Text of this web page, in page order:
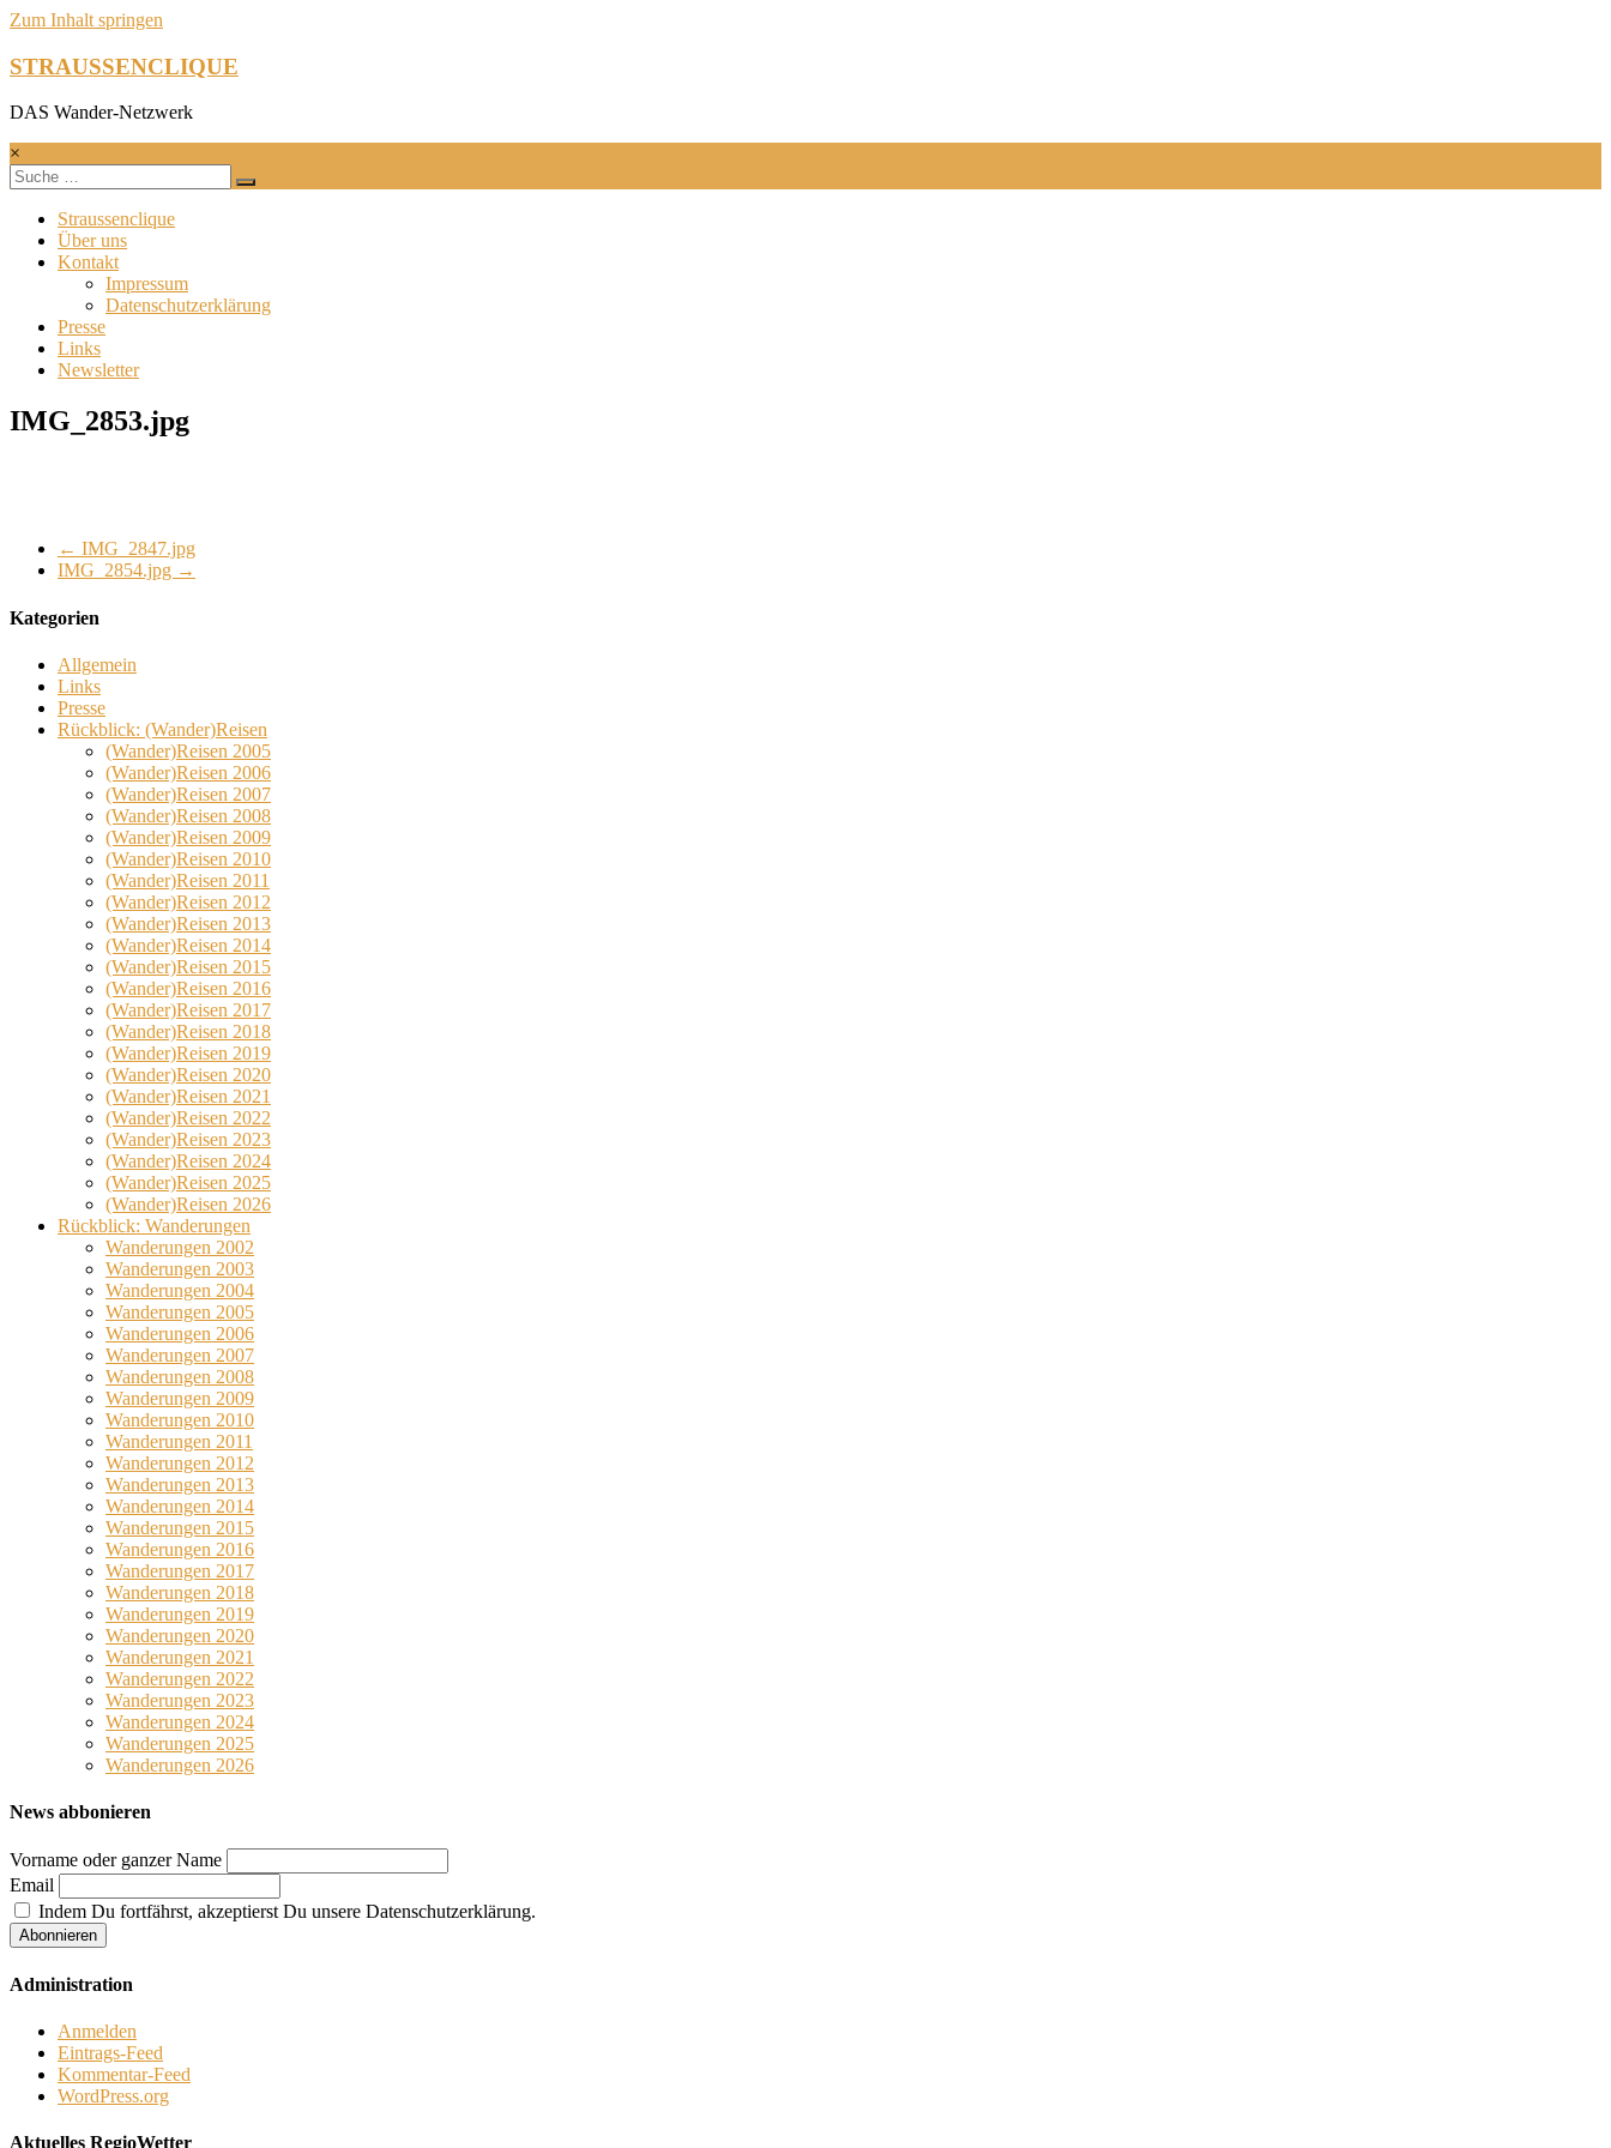
Zum Inhalt springen
STRAUSSENCLIQUE
DAS Wander-Netzwerk
×
Straussenclique
Über uns
Kontakt
Impressum
Datenschutzerklärung
Presse
Links
Newsletter
IMG_2853.jpg
← IMG_2847.jpg
IMG_2854.jpg →
Kategorien
Allgemein
Links
Presse
Rückblick: (Wander)Reisen
(Wander)Reisen 2005
(Wander)Reisen 2006
(Wander)Reisen 2007
(Wander)Reisen 2008
(Wander)Reisen 2009
(Wander)Reisen 2010
(Wander)Reisen 2011
(Wander)Reisen 2012
(Wander)Reisen 2013
(Wander)Reisen 2014
(Wander)Reisen 2015
(Wander)Reisen 2016
(Wander)Reisen 2017
(Wander)Reisen 2018
(Wander)Reisen 2019
(Wander)Reisen 2020
(Wander)Reisen 2021
(Wander)Reisen 2022
(Wander)Reisen 2023
(Wander)Reisen 2024
(Wander)Reisen 2025
(Wander)Reisen 2026
Rückblick: Wanderungen
Wanderungen 2002
Wanderungen 2003
Wanderungen 2004
Wanderungen 2005
Wanderungen 2006
Wanderungen 2007
Wanderungen 2008
Wanderungen 2009
Wanderungen 2010
Wanderungen 2011
Wanderungen 2012
Wanderungen 2013
Wanderungen 2014
Wanderungen 2015
Wanderungen 2016
Wanderungen 2017
Wanderungen 2018
Wanderungen 2019
Wanderungen 2020
Wanderungen 2021
Wanderungen 2022
Wanderungen 2023
Wanderungen 2024
Wanderungen 2025
Wanderungen 2026
News abbonieren
Vorname oder ganzer Name
Email
Indem Du fortfährst, akzeptierst Du unsere Datenschutzerklärung.
Administration
Anmelden
Eintrags-Feed
Kommentar-Feed
WordPress.org
Aktuelles RegioWetter